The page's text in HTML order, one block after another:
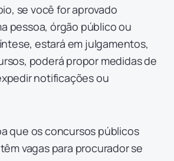
se você for aprovado
pessoa, órgão público ou
estará em julgamentos,
poderá propor medidas de
notificações ou
que os concursos públicos
vagas para procurador se